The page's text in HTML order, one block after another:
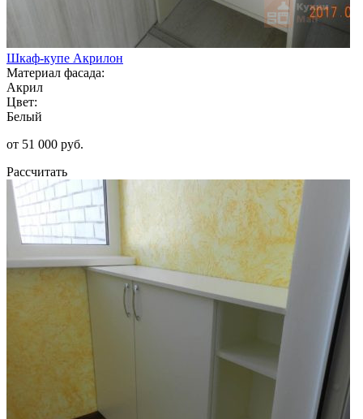
Шкаф-купе Акрилон
Материал фасада:
Акрил
Цвет:
Белый
от 51 000 руб.
Рассчитать